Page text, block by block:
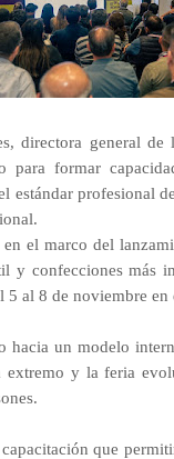
directora general
para formar
estándar profesional
en el marco del
y confecciones más
5 al 8 de noviembre
hacia un modelo
y la feria
que